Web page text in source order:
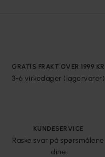
GRATIS FRAKT OVER 1999 KR
3-6 virkedager (lagervarer)
KUNDESERVICE
Raske svar på spørsmålene
dine